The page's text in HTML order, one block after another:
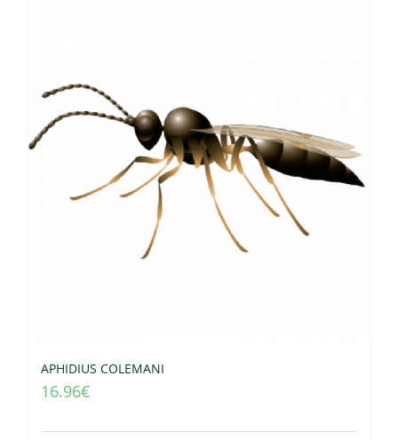
APHIDIUS COLEMANI
16.96€